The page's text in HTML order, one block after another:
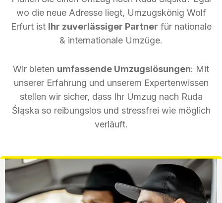
wo die neue Adresse liegt, Umzugskönig Wolf
Erfurt ist Ihr zuverlässiger Partner für nationale
& internationale Umzüge.
Wir bieten umfassende Umzugslösungen: Mit
unserer Erfahrung und unserem Expertenwissen
stellen wir sicher, dass Ihr Umzug nach Ruda
Śląska so reibungslos und stressfrei wie möglich
verläuft.